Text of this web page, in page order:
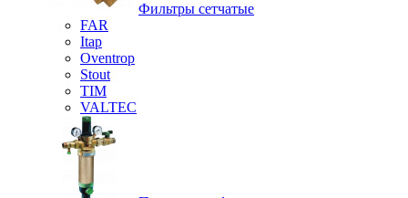
Фильтры сетчатые
FAR
Itap
Oventrop
Stout
TIM
VALTEC